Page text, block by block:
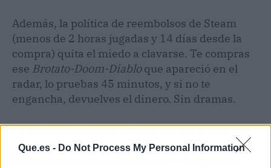
Que.es - Do Not Process My Personal Information
Además, la política de reembolsos de Steam
(menos de 2 horas jugadas y 14 días desde la
compra) quita el miedo a clavarse. Te compras
ese Brotato-Doom-Diabloque apareció en el
radar, lo pruebas 45 minutos, y si no te
engancha, devuelves el dinero. Sin dramas.
La única sombra: las rebajas se han vuelto tan
predecibles que el factor sorpresa se diluye.